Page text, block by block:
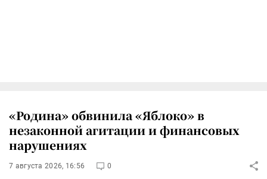
«Родина» обвинила «Яблоко» в
незаконной агитации и финансовых
нарушениях
7 августа 2026, 16:56 0